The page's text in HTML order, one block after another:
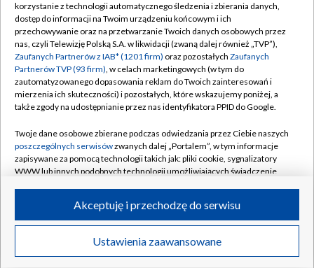
TVP
Abonament TVP
Emisja w TVP
Centrum informacji TVP
Naziemna Telewizja Cyfrowa
Rada Programowa
System NOS
Informacje o nadawcy
Program dla prasy
Ogłoszenie przetargowe
Regulamin TVP
Polityka prywatności
Moje zgody
Pomoc
Kontakt
Kanały
©2026 Telewizja Polska S.A. w likwidacji
korzystanie z technologii automatycznego śledzenia i zbierania danych,
dostęp do informacji na Twoim urządzeniu końcowym i ich
przechowywanie oraz na przetwarzanie Twoich danych osobowych przez
nas, czyli Telewizję Polską S.A. w likwidacji (zwaną dalej również „TVP”),
Zaufanych Partnerów z IAB* (1201 firm) oraz pozostałych Zaufanych
Partnerów TVP (93 firm), w celach marketingowych (w tym do
zautomatyzowanego dopasowania reklam do Twoich zainteresowań i
mierzenia ich skuteczności) i pozostałych, które wskazujemy poniżej, a
także zgody na udostępnianie przez nas identyfikatora PPID do Google.
Twoje dane osobowe zbierane podczas odwiedzania przez Ciebie naszych
poszczególnych serwisówzwanych dalej „Portalem”, w tym informacje
zapisywane za pomocą technologii takich jak: pliki cookie, sygnalizatory
WWW lub innych podobnych technologii umożliwiających świadczenie
ruchu w Internecie.
Twoje dane osobowe zbierane podczas odwiedzania przez Ciebie
poszczególnych serwisówna Portalu, takie jak adresy IP, identyfikatory
Ustawienia zaawansowane
Akceptuję i przechodzę do serwisu